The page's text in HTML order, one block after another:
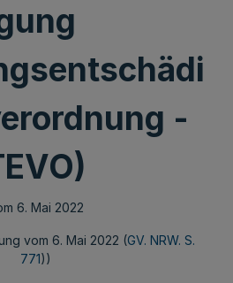
-
6. Mai 2022
vom 6. Mai 2022 (GV. NRW. S.
771))